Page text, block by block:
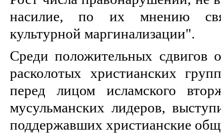
насилие, по их мнению
культурной маргинализации".
Среди положительных сдвигов
расколотых христианских
перед лицом исламского
мусульманских лидеров,
поддержавших христианские